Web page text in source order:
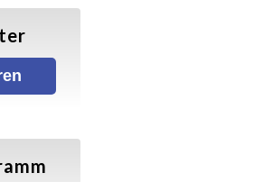
(Allgemein)
für Senioren